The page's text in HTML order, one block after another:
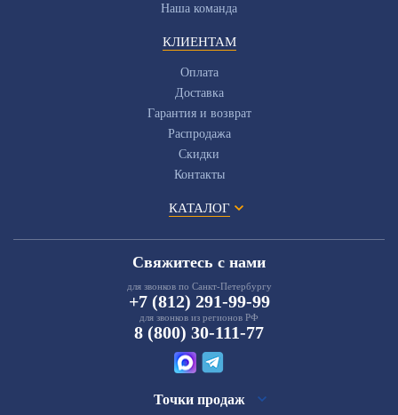
Наша команда
КЛИЕНТАМ
Оплата
Доставка
Гарантия и возврат
Распродажа
Скидки
Контакты
КАТАЛОГ
Свяжитесь с нами
для звонков по Санкт-Петербургу
+7 (812) 291-99-99
для звонков из регионов РФ
8 (800) 30-111-77
Точки продаж